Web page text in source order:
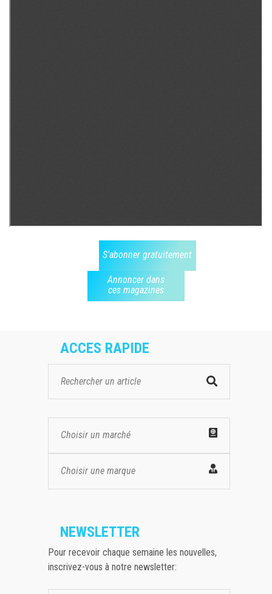
S'abonner gratuitement
Annoncer dans
ces magazines
ACCES RAPIDE
Choisir un marché
Choisir une marque
NEWSLETTER
Pour recevoir chaque semaine les nouvelles,
inscrivez-vous à notre newsletter: